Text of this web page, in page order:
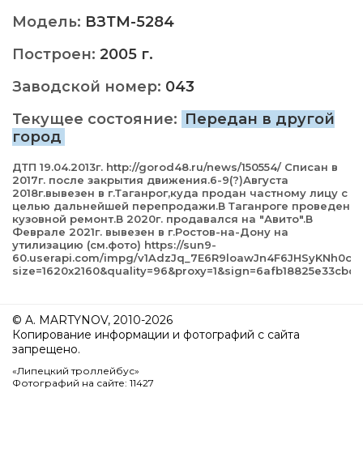
Модель: ВЗТМ-5284
Построен: 2005 г.
Заводской номер: 043
Текущее состояние: Передан в другой
город
ДТП 19.04.2013г. http://gorod48.ru/news/150554/ Списан в
2017г. после закрытия движения.6-9(?)Августа
2018г.вывезен в г.Таганрог,куда продан частному лицу с
целью дальнейшей перепродажи.В Таганроге проведен
кузовной ремонт.В 2020г. продавался на "Авито".В
Феврале 2021г. вывезен в г.Ростов-на-Дону на
утилизацию (см.фото) https://sun9-
60.userapi.com/impg/
© A. MARTYNOV, 2010-2026
Копирование информации и фотографий с сайта
запрещено.
«Липецкий троллейбус»
Фотографий на сайте: 11427